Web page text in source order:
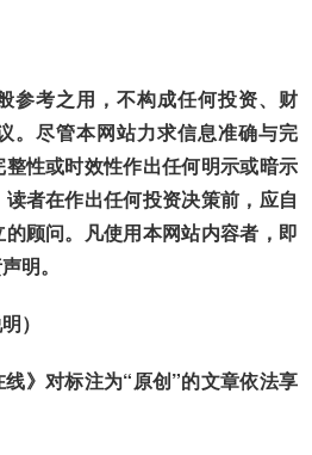
参考之用，不构成任何投资、财
。尽管本网站力求信息准确与完
性或时效性作出任何明示或暗示
者在作出任何投资决策前，应自
顾问。凡使用本网站内容者，即
明。
）
》对标注为“原创”的文章依法享